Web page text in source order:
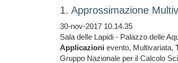
1. Approssimazione
30-nov-2017 10.14.35
Sala delle Lapidi - Palazzo delle
Applicazioni evento, Multivariata,
Gruppo Nazionale per il Calcolo